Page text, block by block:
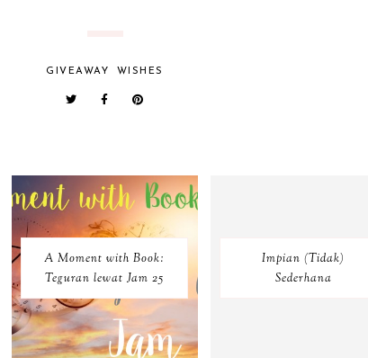
GIVEAWAY WISHES
A Moment with Book:
Teguran lewat Jam 25
Impian (Tidak)
Sederhana